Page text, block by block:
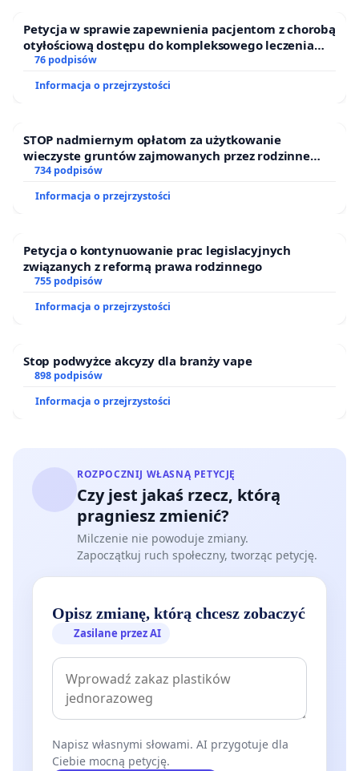
Petycja w sprawie zapewnienia pacjentom z chorobą
otyłościową dostępu do kompleksowego leczenia
oraz programów profilaktycznych.
76 podpisów
Informacja o przejrzystości
STOP nadmiernym opłatom za użytkowanie
wieczyste gruntów zajmowanych przez rodzinne
ogrody działkowe.
734 podpisów
Informacja o przejrzystości
Petycja o kontynuowanie prac legislacyjnych
związanych z reformą prawa rodzinnego
755 podpisów
Informacja o przejrzystości
Stop podwyżce akcyzy dla branży vape
898 podpisów
Informacja o przejrzystości
ROZPOCZNIJ WŁASNĄ PETYCJĘ
Czy jest jakaś rzecz, którą
pragniesz zmienić?
Milczenie nie powoduje zmiany.
Zapoczątkuj ruch społeczny, tworząc petycję.
Opisz zmianę, którą chcesz zobaczyć
Zasilane przez AI
Napisz własnymi słowami. AI przygotuje dla
Ciebie mocną petycję.